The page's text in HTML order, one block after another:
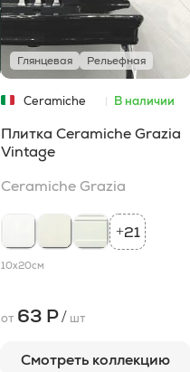
Глянцевая Рельефная
Ceramiche В наличии
Плитка Ceramiche Grazia
Vintage
Ceramiche Grazia
+21
10x20см
от 63 Р/ шт
Смотреть коллекцию